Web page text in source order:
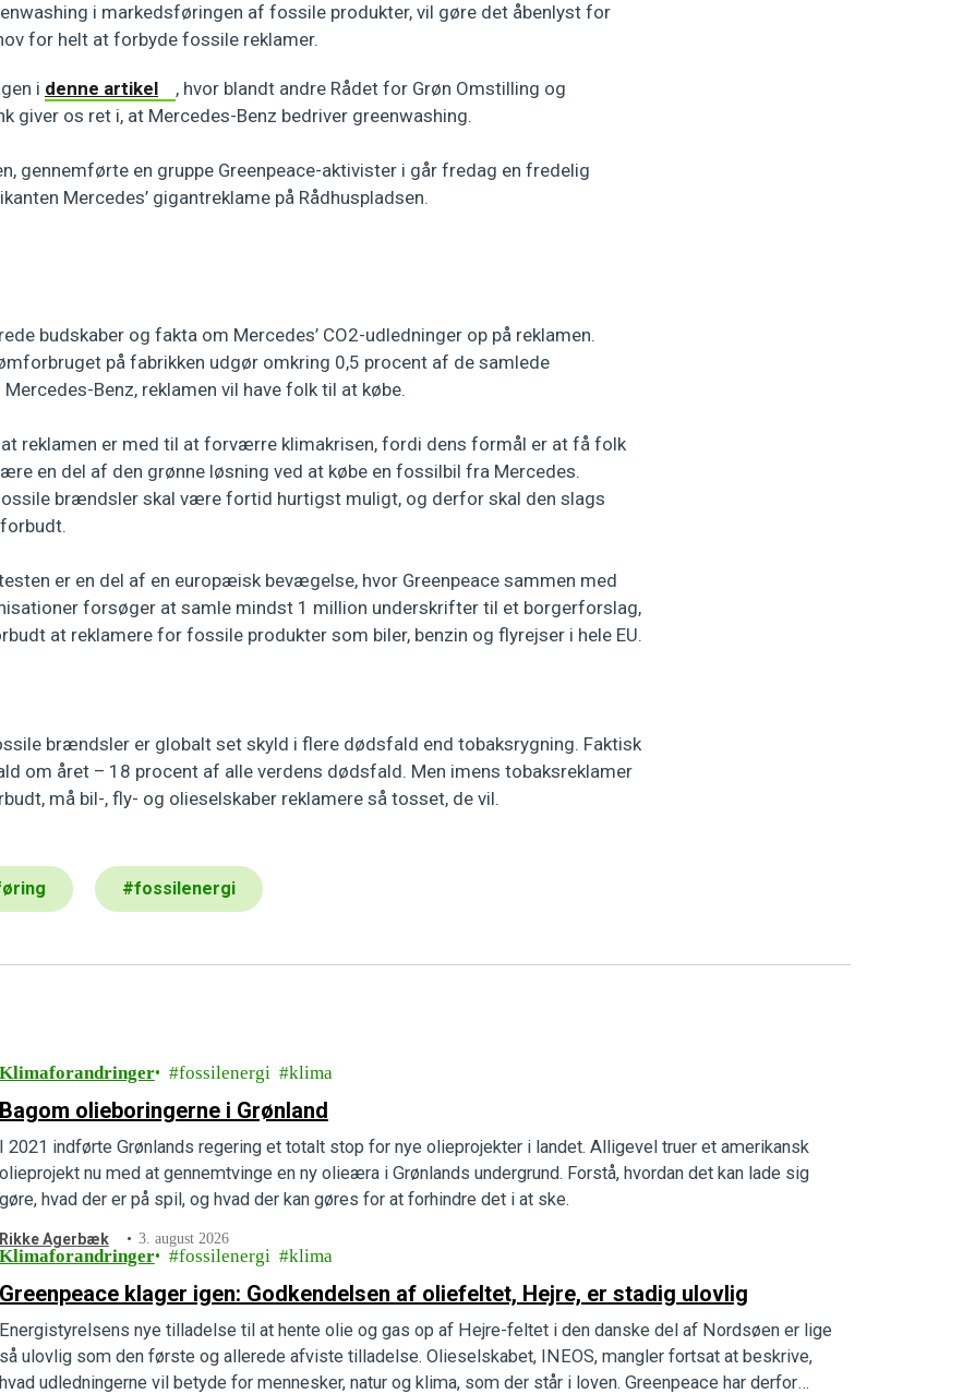
i markedsføringen af fossile produkter, vil gøre det åbenlyst for
for helt at forbyde fossile reklamer.
i denne artikel
, hvor blandt andre Rådet for Grøn Omstilling og
giver os ret i, at Mercedes-Benz bedriver greenwashing.
gennemførte en gruppe Greenpeace-aktivister i går fredag en fredelig
Mercedes’ gigantreklame på Rådhuspladsen.
budskaber og fakta om Mercedes’ CO2-udledninger op på reklamen.
på fabrikken udgør omkring 0,5 procent af de samlede
Benz, reklamen vil have folk til at købe.
reklamen er med til at forværre klimakrisen, fordi dens formål er at få folk
en del af den grønne løsning ved at købe en fossilbil fra Mercedes.
brændsler skal være fortid hurtigst muligt, og derfor skal den slags
er en del af en europæisk bevægelse, hvor Greenpeace sammen med
forsøger at samle mindst 1 million underskrifter til et borgerforslag,
at reklamere for fossile produkter som biler, benzin og flyrejser i hele EU.
brændsler er globalt set skyld i flere dødsfald end tobaksrygning. Faktisk
om året – 18 procent af alle verdens dødsfald. Men imens tobaksreklamer
må bil-, fly- og olieselskaber reklamere så tosset, de vil.
#fossilenergi
Klimaforandringer fossilenergi klima
Bagom olieboringerne i Grønland
I 2021 indførte Grønlands regering et totalt stop for nye olieprojekter i landet. Alligevel truer et amerikansk
olieprojekt nu med at gennemtvinge en ny olieæra i Grønlands undergrund. Forstå, hvordan det kan lade sig
gøre, hvad der er på spil, og hvad der kan gøres for at forhindre det i at ske.
Rikke Agerbæk 3. august 2026
Klimaforandringer fossilenergi klima
Greenpeace klager igen: Godkendelsen af oliefeltet, Hejre, er stadig ulovlig
Energistyrelsens nye tilladelse til at hente olie og gas op af Hejre-feltet i den danske del af Nordsøen er lige
så ulovlig som den første og allerede afviste tilladelse. Olieselskabet, INEOS, mangler fortsat at beskrive,
hvad udledningerne vil betyde for mennesker, natur og klima, som der står i loven. Greenpeace har derfor